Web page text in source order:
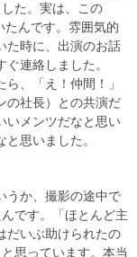
た。実は、この
んです。雰囲気的
た時に、出演のお話
連絡しました。
、「え！仲間！」
の社長）との共演だ
いメンツだなと思い
思いました。
うか、撮影の途中で
です。「ほとんど主
だいぶ助けられたの
思っています。本当